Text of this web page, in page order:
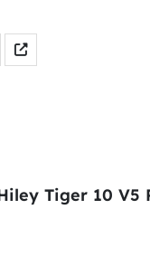
Tiger 10 V5